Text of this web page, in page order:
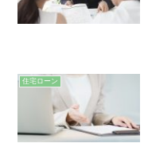
住宅ローン